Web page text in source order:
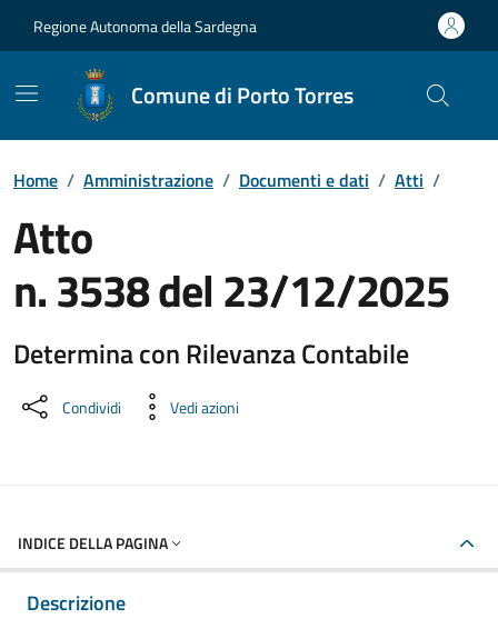
Regione Autonoma della Sardegna
Comune di Porto Torres
Home / Amministrazione / Documenti e dati / Atti /
Atto
n. 3538 del 23/12/2025
Determina con Rilevanza Contabile
Dettaglio del documento
Condividi Vedi azioni
INDICE DELLA PAGINA
Descrizione